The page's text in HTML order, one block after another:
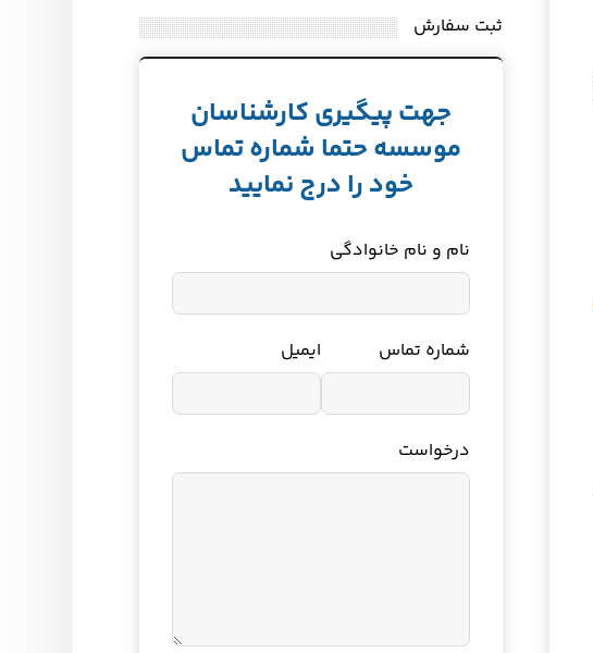
ثبت سفارش
جهت پیگیری کارشناسان
موسسه حتما شماره تماس
خود را درج نمایید
نام و نام خانوادگی
شماره تماس ایمیل
درخواست